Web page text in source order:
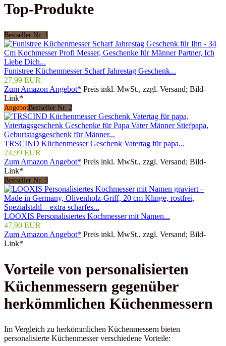
Top-Produkte
Bestseller Nr. 1
Funistree Küchenmesser Scharf Jahrestag Geschenk...
27,99 EUR
Zum Amazon Angebot* Preis inkl. MwSt., zzgl. Versand; Bild-
Link*
AngebotBestseller Nr. 2
TRSCIND Küchenmesser Geschenk Vatertag für papa...
24,99 EUR
Zum Amazon Angebot* Preis inkl. MwSt., zzgl. Versand; Bild-
Link*
Bestseller Nr. 3
LOOXIS Personalisiertes Kochmesser mit Namen...
47,90 EUR
Zum Amazon Angebot* Preis inkl. MwSt., zzgl. Versand; Bild-
Link*
Vorteile von personalisierten
Küchenmessern gegenüber
herkömmlichen Küchenmessern
Im Vergleich zu herkömmlichen Küchenmessern bieten
personalisierte Küchenmesser verschiedene Vorteile: